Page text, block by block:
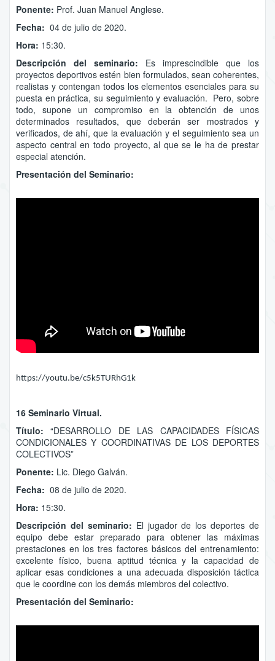
Ponente: Prof. Juan Manuel Anglese.
Fecha: 04 de julio de 2020.
Hora: 15:30.
Descripción del seminario: Es imprescindible que los
proyectos deportivos estén bien formulados, sean coherentes,
realistas y contengan todos los elementos esenciales para su
puesta en práctica, su seguimiento y evaluación. Pero, sobre
todo, supone un compromiso en la obtención de unos
determinados resultados, que deberán ser mostrados y
verificados, de ahí, que la evaluación y el seguimiento sea un
aspecto central en todo proyecto, al que se le ha de prestar
especial atención.
Presentación del Seminario:
https://youtu.be/c5k5TURhG1k
16 Seminario Virtual.
Título: “DESARROLLO DE LAS CAPACIDADES FÍSICAS
CONDICIONALES Y COORDINATIVAS DE LOS DEPORTES
COLECTIVOS”
Ponente: Lic. Diego Galván.
Fecha: 08 de julio de 2020.
Hora: 15:30.
Descripción del seminario: El jugador de los deportes de
equipo debe estar preparado para obtener las máximas
prestaciones en los tres factores básicos del entrenamiento:
excelente físico, buena aptitud técnica y la capacidad de
aplicar esas condiciones a una adecuada disposición táctica
que le coordine con los demás miembros del colectivo.
Presentación del Seminario: